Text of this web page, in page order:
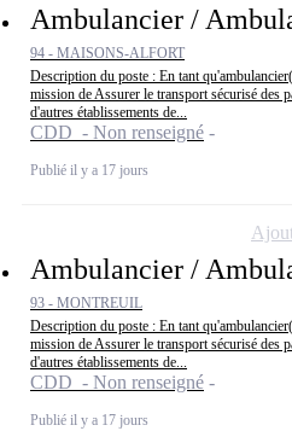
Ambulancier /
94 - MAISONS-ALFORT
Description du poste : En tant
mission de Assurer le transport sécurisé des
d'autres établissements de...
CDD - Non renseigné
Publié il y a 17 jours
Ambulancier /
93 - MONTREUIL
Description du poste : En tant
mission de Assurer le transport sécurisé des
d'autres établissements de...
CDD - Non renseigné
Publié il y a 17 jours